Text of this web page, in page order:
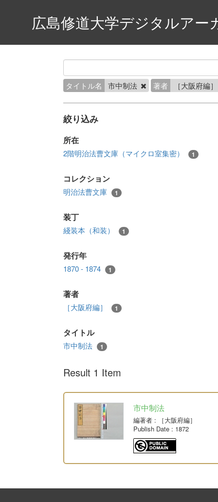
広島修道大学デジタルアー
タイトル名 市中制法 著者 ［大阪府編
絞り込み
所在
2階明治法曹文庫（マイクロ室集密） 1
コレクション
明治法曹文庫 1
装丁
綫装本（和装） 1
発行年
1870 - 1874 1
著者
［大阪府編］ 1
タイトル
市中制法 1
Result 1 Item
市中制法
編著者 : ［大阪府編］
Publish Date : 1872